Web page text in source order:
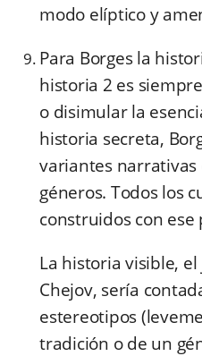
modo elíptico y
Para Borges la
historia 2 es
o disimular la
historia secreta,
variantes narrativas
géneros. Todos los
construidos con
La historia visible,
Chejov, sería
estereotipos
tradición o de un